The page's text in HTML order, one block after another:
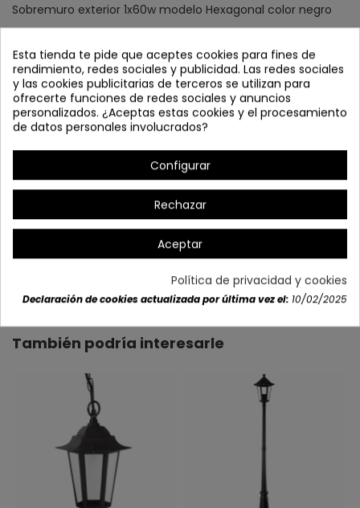
Sobremuro exterior 1x60w modelo Hexagonal color negro
*Bombilla no incluida
Detalles del producto
También podría interesarle
Esta tienda te pide que aceptes cookies para fines de
rendimiento, redes sociales y publicidad. Las redes sociales
y las cookies publicitarias de terceros se utilizan para
ofrecerte funciones de redes sociales y anuncios
personalizados. ¿Aceptas estas cookies y el procesamiento
de datos personales involucrados?
Configurar
Rechazar
Aceptar
Política de privacidad y cookies
Declaración de cookies actualizada por última vez el: 10/02/2025